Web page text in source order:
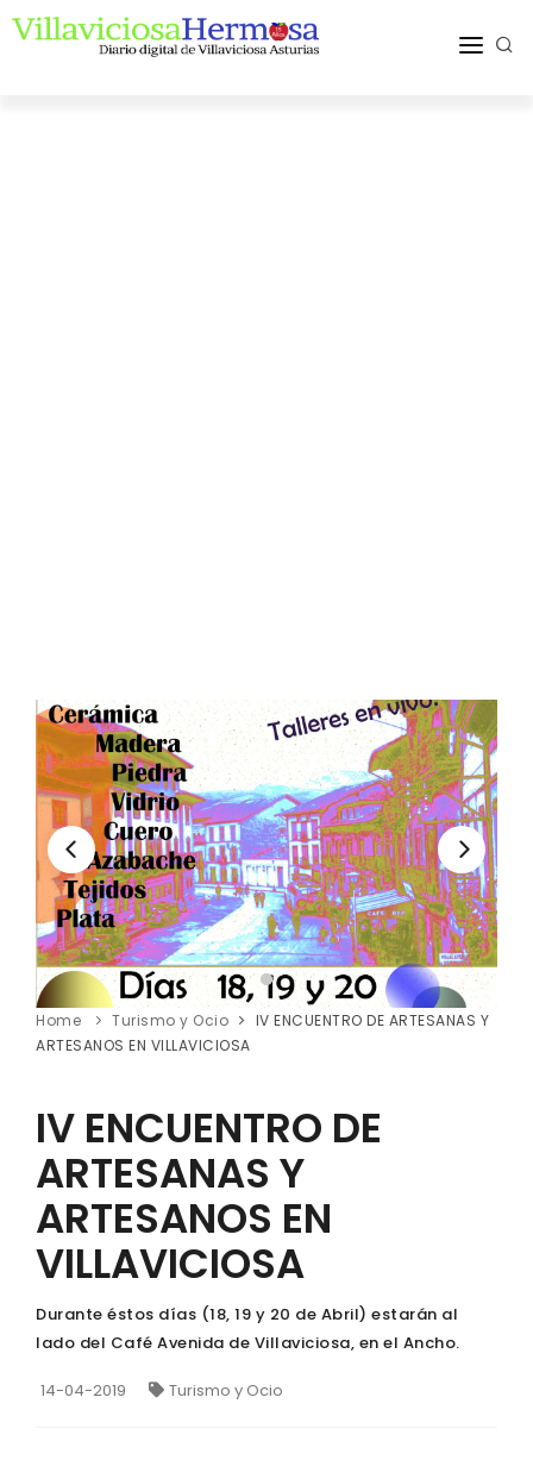
Home Turismo y Ocio
IV ENCUENTRO DE ARTESANAS Y
ARTESANOS EN VILLAVICIOSA
IV ENCUENTRO DE
ARTESANAS Y
ARTESANOS EN
VILLAVICIOSA
Durante éstos días (18, 19 y 20 de Abril) estarán al
lado del Café Avenida de Villaviciosa, en el Ancho.
14-04-2019 Turismo y Ocio